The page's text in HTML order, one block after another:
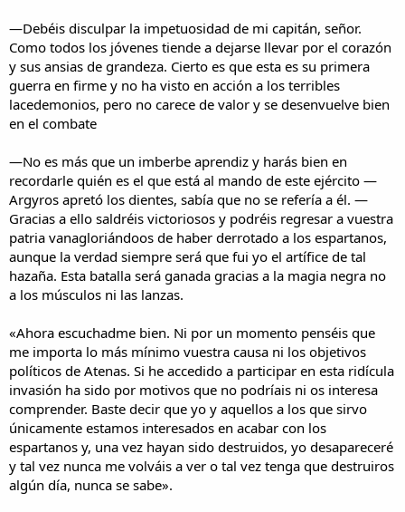
—Debéis disculpar la impetuosidad de mi capitán, señor.
Como todos los jóvenes tiende a dejarse llevar por el corazón
y sus ansias de grandeza. Cierto es que esta es su primera
guerra en firme y no ha visto en acción a los terribles
lacedemonios, pero no carece de valor y se desenvuelve bien
en el combate
—No es más que un imberbe aprendiz y harás bien en
recordarle quién es el que está al mando de este ejército —
Argyros apretó los dientes, sabía que no se refería a él. —
Gracias a ello saldréis victoriosos y podréis regresar a vuestra
patria vanagloriándoos de haber derrotado a los espartanos,
aunque la verdad siempre será que fui yo el artífice de tal
hazaña. Esta batalla será ganada gracias a la magia negra no
a los músculos ni las lanzas.
«Ahora escuchadme bien. Ni por un momento penséis que
me importa lo más mínimo vuestra causa ni los objetivos
políticos de Atenas. Si he accedido a participar en esta ridícula
invasión ha sido por motivos que no podríais ni os interesa
comprender. Baste decir que yo y aquellos a los que sirvo
únicamente estamos interesados en acabar con los
espartanos y, una vez hayan sido destruidos, yo desapareceré
y tal vez nunca me volváis a ver o tal vez tenga que destruiros
algún día, nunca se sabe».